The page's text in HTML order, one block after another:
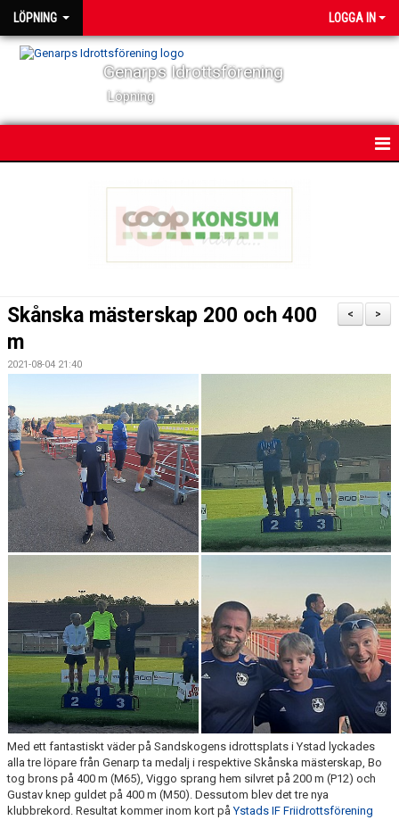
LÖPNING LOGGA IN
Genarps Idrottsförening
Löpning
VÅRA LÖPARE
POWER 60
KONTAKT
LÄNKAR
INTERNA TÄVLINGAR
GIFT GENARPS IF TRAIL 2026
>
<
Skånska mästerskap 200 och 400
m
2021-08-04 21:40
Med ett fantastiskt väder på Sandskogens idrottsplats i Ystad lyckades
alla tre löpare från Genarp ta medalj i respektive Skånska mästerskap, Bo
tog brons på 400 m (M65), Viggo sprang hem silvret på 200 m (P12) och
Gustav knep guldet på 400 m (M50). Dessutom blev det tre nya
klubbrekord. Resultat kommer inom kort påYstads IF Friidrottsförening